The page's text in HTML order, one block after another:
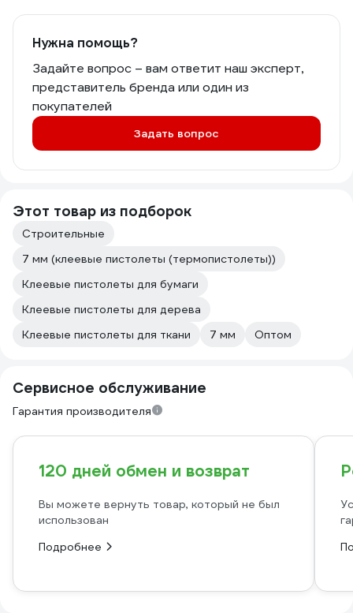
Нужна помощь?
Задайте вопрос – вам ответит наш эксперт,
представитель бренда или один из
покупателей
Задать вопрос
Этот товар из подборок
Строительные
7 мм (клеевые пистолеты (термопистолеты))
Клеевые пистолеты для бумаги
Клеевые пистолеты для дерева
Клеевые пистолеты для ткани
7 мм Оптом
Сервисное обслуживание
Гарантия производителя
120 дней обмен и возврат
Вы можете вернуть товар, который не был
использован
Подробнее